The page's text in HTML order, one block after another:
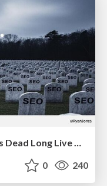
State of Search Keynote: SEO is Dead Long Live SEO
0 240